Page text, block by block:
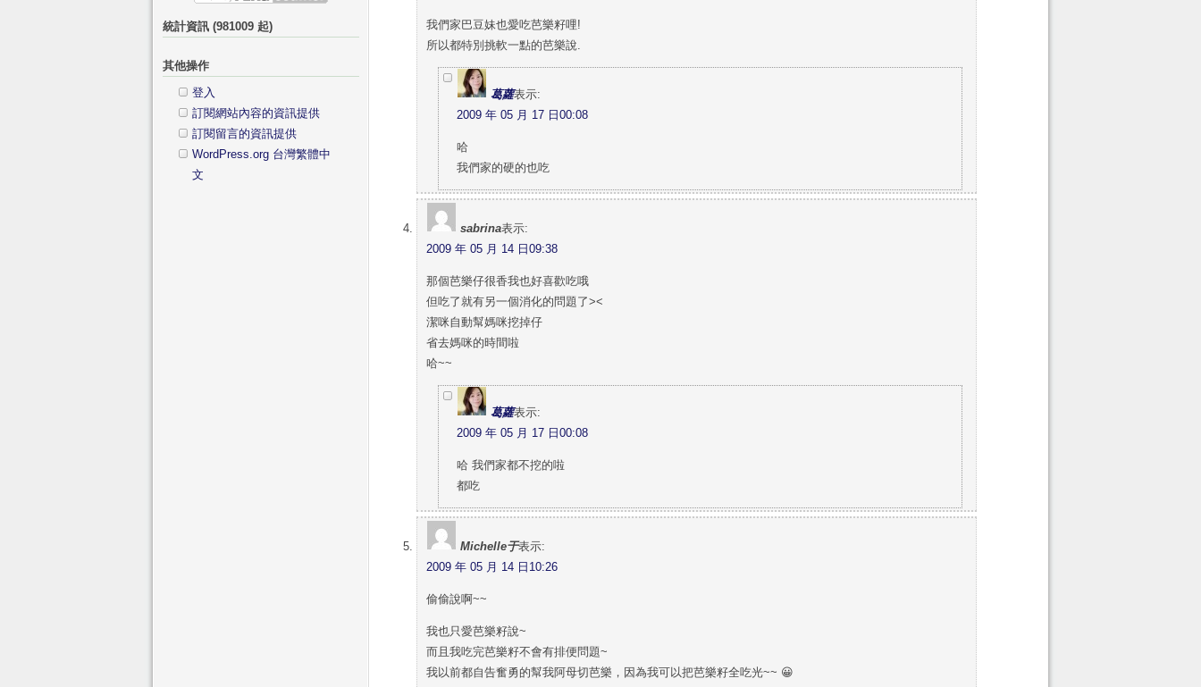
我們家巴豆妹也愛吃芭樂籽哩!
所以都特別挑軟一點的芭樂說.
葛蘿表示:
2009 年 05 月 17 日00:08
哈
我們家的硬的也吃
sabrina表示:
2009 年 05 月 14 日09:38
那個芭樂仔很香我也好喜歡吃哦
但吃了就有另一個消化的問題了><
潔咪自動幫媽咪挖掉仔
省去媽咪的時間啦
哈~~
葛蘿表示:
2009 年 05 月 17 日00:08
哈 我們家都不挖的啦
都吃
Michelle于表示:
2009 年 05 月 14 日10:26
偷偷說啊~~
我也只愛芭樂籽說~
而且我吃完芭樂籽不會有排便問題~
我以前都自告奮勇的幫我阿母切芭樂，因為我可以把芭樂籽全吃光~~ 😀
統計資訊 (981009 起)
其他操作
登入
訂閱網站內容的資訊提供
訂閱留言的資訊提供
WordPress.org 台灣繁體中
文